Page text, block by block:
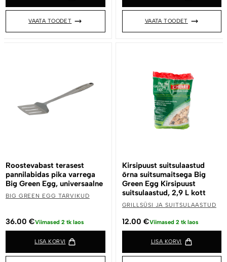
VAATA TOODET VAATA TOODET
Roostevabast terasest
pannilabidas pika varrega
Big Green Egg, universaalne
BIG GREEN EGG TARVIKUD
36.00 €Viimased 2 tk laos
LISA KORVI
Kirsipuust suitsulaastud
õrna suitsumaitsega Big
Green Egg Kirsipuust
suitsulaastud, 2,9 L kott
GRILLSÜSI JA SUITSULAASTUD
12.00 €Viimased 2 tk laos
LISA KORVI